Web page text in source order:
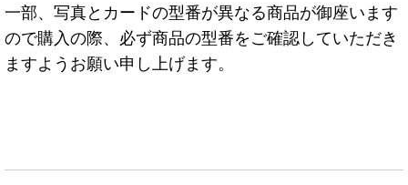
一部、写真とカードの型番が異なる商品が御座います
ので購入の際、必ず商品の型番をご確認していただき
ますようお願い申し上げます。